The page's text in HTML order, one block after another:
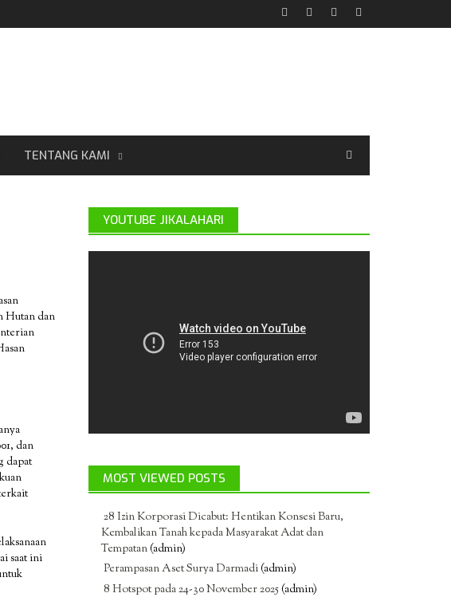
TENTANG KAMI
Hutan dan
dan
dapat
saat ini
YOUTUBE JIKALAHARI
MOST VIEWED POSTS
28 Izin Korporasi Dicabut: Hentikan Konsesi Baru,
Kembalikan Tanah kepada Masyarakat Adat dan
Tempatan(admin)
Perampasan Aset Surya Darmadi(admin)
8 Hotspot pada 24-30 November 2025(admin)